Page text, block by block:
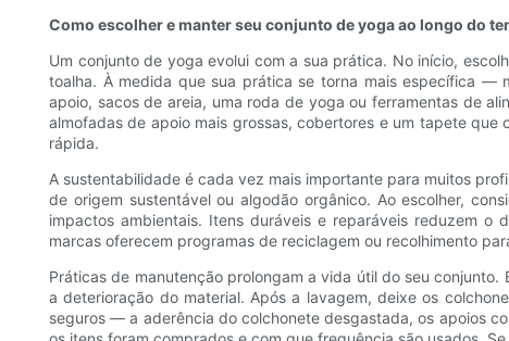
Como escolher e manter seu conjunto de yoga ao longo do
Um conjunto de yoga evolui com a sua prática. No início,
toalha. À medida que sua prática se torna mais específica —
apoio, sacos de areia, uma roda de yoga ou ferramentas de
almofadas de apoio mais grossas, cobertores e um tapete
rápida.
A sustentabilidade é cada vez mais importante para muitos
de origem sustentável ou algodão orgânico. Ao escolher,
impactos ambientais. Itens duráveis ​​e reparáveis ​​reduzem
marcas oferecem programas de reciclagem ou recolhimento
Práticas de manutenção prolongam a vida útil do seu
a deterioração do material. Após a lavagem, deixe os
seguros — a aderência do colchonete desgastada, os apoios